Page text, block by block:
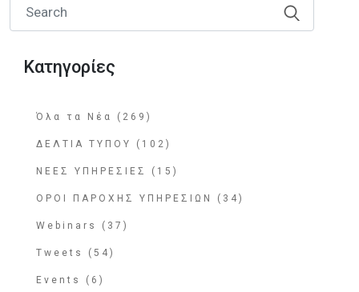
Κατηγορίες
Όλα τα Νέα (269)
ΔΕΛΤΙΑ ΤΥΠΟΥ (102)
ΝΕΕΣ ΥΠΗΡΕΣΙΕΣ (15)
ΟΡΟΙ ΠΑΡΟΧΗΣ ΥΠΗΡΕΣΙΩΝ (34)
Webinars (37)
Tweets (54)
Events (6)